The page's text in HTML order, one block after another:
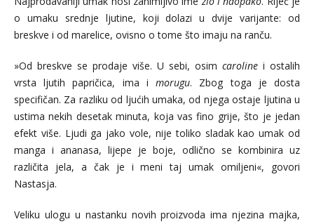
o umaku srednje ljutine, koji dolazi u dvije varijante: od
breskve i od marelice, ovisno o tome što imaju na ranču.
»Od breskve se prodaje više. U sebi, osim caroline i ostalih
vrsta ljutih papričica, ima imorugu. Zbog toga je dosta
specifičan. Za razliku od ljućih umaka, od njega ostaje ljutina u
ustima nekih desetak minuta, koja vas fino grije, što je jedan
efekt više. Ljudi ga jako vole, nije toliko sladak kao umak od
manga i ananasa, lijepe je boje, odlično se kombinira uz
različita jela, a čak je i meni taj umak omiljeni«, govori
Nastasja.
Veliku ulogu u nastanku novih proizvoda ima njezina majka,